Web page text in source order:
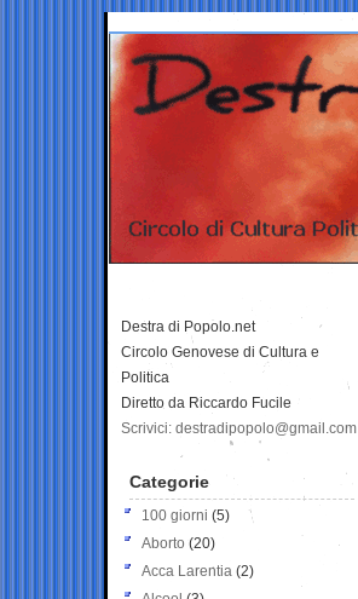
Destra di Popolo.net
Circolo Genovese di Cultura e
Politica
Diretto da Riccardo Fucile
Scrivici: destradipopolo@gmail.com
Categorie
100 giorni (5)
Aborto (20)
Acca Larentia (2)